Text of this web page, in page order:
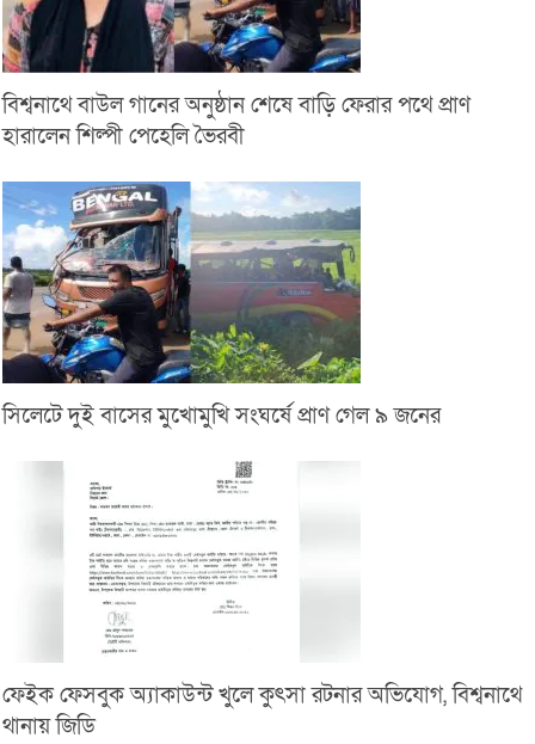
বিশ্বনাথে বাউল গানের অনুষ্ঠান শেষে বাড়ি ফেরার পথে প্রাণ
হারালেন শিল্পী পেহেলি ভৈরবী
সিলেটে দুই বাসের মুখোমুখি সংঘর্ষে প্রাণ গেল ৯ জনের
ফেইক ফেসবুক অ্যাকাউন্ট খুলে কুৎসা রটনার অভিযোগ, বিশ্বনাথে
থানায় জিডি